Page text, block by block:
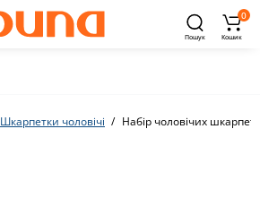
Пошук
0
Кошик
Шкарпетки чоловічі Набір чоловічих